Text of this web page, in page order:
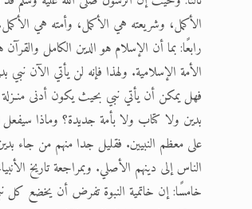
الأكمل، وشريعته هي الأكمل، وأمته هي
رابعًا: بما أن الإسلام هو الدين الكامل
الأمة الإسلامية. ولهذا فإنه لن يأتي الآن
فهل يمكن أن يأتي نبي بحيث يكون أدنى
بدين ولا كتاب ولا بأمة جديدة؟ وماذا
على معظم النبيين. فقليل جدا منهم من جاء
الناس إلى دينهم الأصلي. وبمراجعة تاريخ
خامسًا: إن خاتمية النبوة تفرض أن يخضع كل